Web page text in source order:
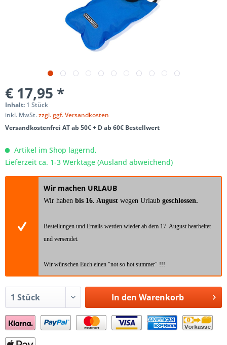
€ 17,95 *
Inhalt: 1 Stück
inkl. MwSt.zzgl. ggf. Versandkosten
Versandkostenfrei AT ab 50€ + D ab 60€ Bestellwert
Artikel im Shop lagernd,
Lieferzeit ca. 1-3 Werktage (Ausland abweichend)
Wir machen URLAUB
Wir haben bis 16. August wegen Urlaub geschlossen.
Bestellungen und Emails werden wieder ab dem 17. August bearbeitet
und versendet.
Wir wünschen Euch einen "not so hot summer" !!!
In den Warenkorb